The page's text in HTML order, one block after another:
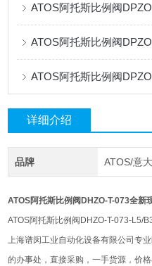
ATOS阿托斯比例阀
ATOS阿托斯比例阀
详细介绍
品牌 ATOS/意
ATOS阿托斯比例阀DHZO-T-073全新
ATOS阿托斯比例阀DHZO-T-073-L5/
上海谱闵工业自动化设备有限公司专
的办事处，直接采购，一手货源，价